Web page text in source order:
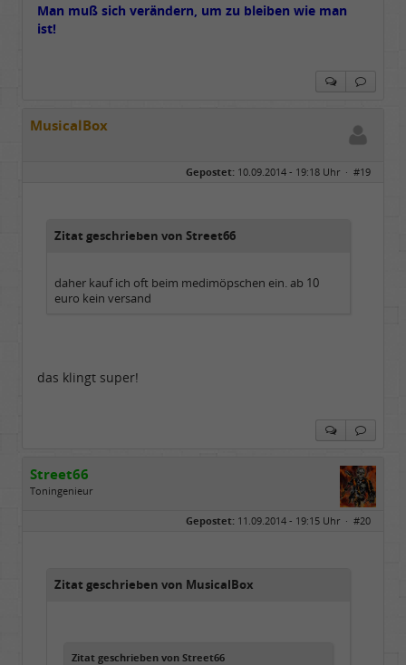
Man muß sich verändern, um zu bleiben wie man
ist!
MusicalBox
Gepostet: 10.09.2014 - 19:18 Uhr · #19
Zitat geschrieben von Street66
daher kauf ich oft beim medimöpschen ein. ab 10
euro kein versand
das klingt super!
Street66
Toningenieur
Gepostet: 11.09.2014 - 19:15 Uhr · #20
Zitat geschrieben von MusicalBox
Zitat geschrieben von Street66